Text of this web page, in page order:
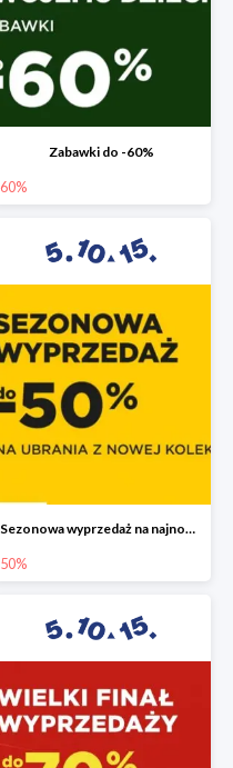
Zabawki do -60%
60%
Sezonowa wyprzedaż na najnowszą kolekcję do -50%
50%